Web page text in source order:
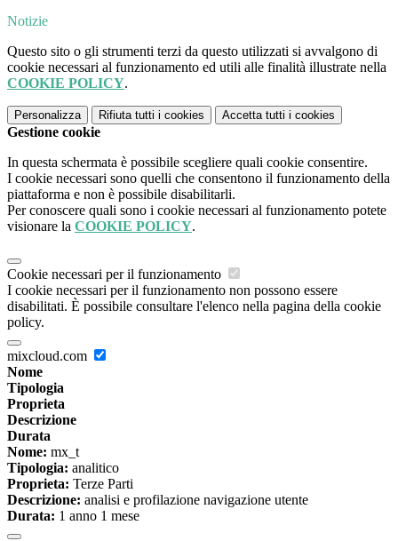
Notizie
Questo sito o gli strumenti terzi da questo utilizzati si avvalgono di
cookie necessari al funzionamento ed utili alle finalità illustrate nella
COOKIE POLICY.
Personalizza Rifiuta tutti i cookies Accetta tutti i cookies
Gestione cookie
In questa schermata è possibile scegliere quali cookie consentire.
I cookie necessari sono quelli che consentono il funzionamento della
piattaforma e non è possibile disabilitarli.
Per conoscere quali sono i cookie necessari al funzionamento potete
visionare la COOKIE POLICY.
Cookie necessari per il funzionamento
I cookie necessari per il funzionamento non possono essere
disabilitati. È possibile consultare l'elenco nella pagina della cookie
policy.
mixcloud.com
Nome
Tipologia
Proprieta
Descrizione
Durata
Nome: mx_t
Tipologia: analitico
Proprieta: Terze Parti
Descrizione: analisi e profilazione navigazione utente
Durata: 1 anno 1 mese